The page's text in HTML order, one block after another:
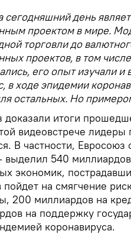
сегодняшний день
проектом в мире.
торговли до
проектов, в том
его опыт изучали
в ходе эпидемии
остальных. Но
доказали итоги
видеовстрече лидеры
В частности, Евросоюз
выделил 540
экономик,
на смягчение
200 миллиардов на
на поддержку
коронавируса.